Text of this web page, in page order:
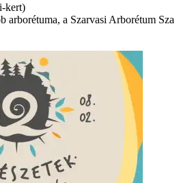
kert)
arborétuma, a Szarvasi Arborétum Sza